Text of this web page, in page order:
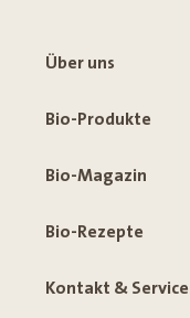
Über uns
Bio-Produkte
Bio-Magazin
Bio-Rezepte
Kontakt &